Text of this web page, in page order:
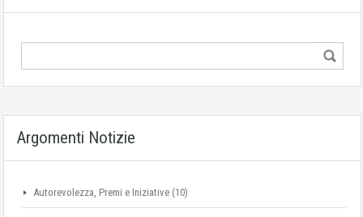
Argomenti Notizie
Autorevolezza, Premi e Iniziative (10)